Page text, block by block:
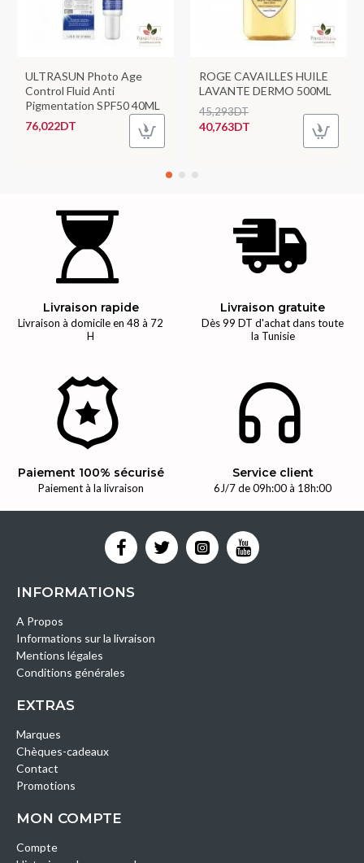
ULTRASUN Photo Age
Control Fluid Anti
Pigmentation SPF50 40ML
76,022DT
ROGE CAVAILLES HUILE
LAVANTE DERMO 500ML
40,763DT
45,293DT
Livraison rapide
Livraison à domicile en 48 à 72
H
Livraison gratuite
Dès 99 DT d'achat dans toute
la Tunisie
Paiement 100% sécurisé
Paiement à la livraison
Service client
6J/7 de 09h:00 à 18h:00
INFORMATIONS
A Propos
Informations sur la livraison
Mentions légales
Conditions générales
EXTRAS
Marques
Chèques-cadeaux
Contact
Promotions
MON COMPTE
Compte